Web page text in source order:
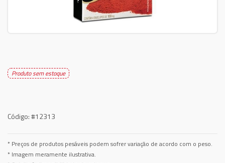
Produto sem estoque
Código:#12313
* Preços de produtos pesáveis podem sofrer variação de acordo com o peso.
* Imagem meramente ilustrativa.